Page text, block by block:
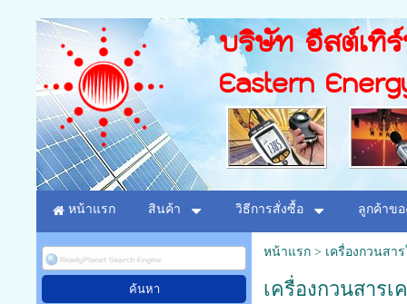
บริษัท อีสต์เทิ
Eastern
หน้าแรก สินค้า วิธีการสั่งซื้อ ลูกค้าขอ
หน้าแรก> เครื่องกวนสา
เครื่องกวนสารเ